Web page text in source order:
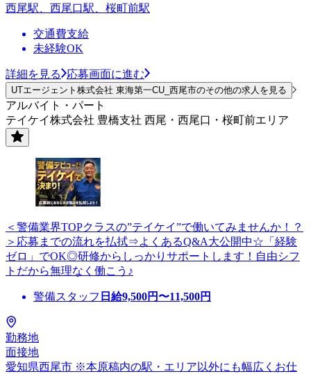
西尾駅、西尾口駅、桜町前駅
交通費支給
未経験OK
詳細を見る 応募画面に進む
UTエージェント株式会社 東海第一CU_西尾市のその他の求人を見る
アルバイト・パート
テイケイ株式会社 豊橋支社 西尾・西尾口・桜町前エリア
＜警備業界TOPクラスの”テイケイ”で働いてみませんか！？
＞応募までの流れを払拭⇒よくあるQ&A大公開中☆「経験
ゼロ」でOK◎研修からしっかりサポートします！自由シフ
トだから無理なく働こう♪
警備スタッフ 日給9,500円〜11,500円
勤務地
面接地
愛知県西尾市 ※本原稿内の駅・エリア以外にも幅広くお仕